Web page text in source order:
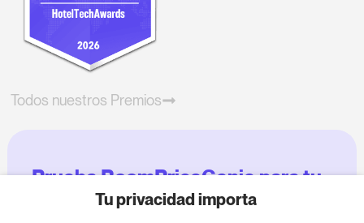
Todos nuestros Premios
Prueba RoomPriceGenie para tu
negocioTu privacidad importa